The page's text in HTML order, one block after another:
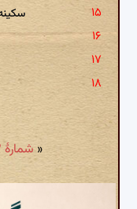
«شمارهٔ ۱۰۳ - حلقهٔ ماتم: به شام چون اسرارا خرابه شد منزل